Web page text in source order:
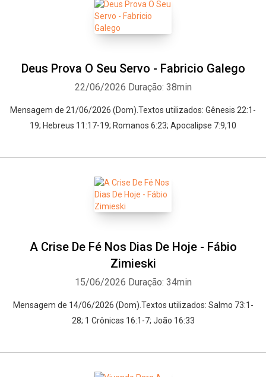
Deus Prova O Seu Servo - Fabricio Galego
22/06/2026 Duração: 38min
Mensagem de 21/06/2026 (Dom).Textos utilizados: Gênesis 22:1-
19; Hebreus 11:17-19; Romanos 6:23; Apocalipse 7:9,10
A Crise De Fé Nos Dias De Hoje - Fábio
Zimieski
15/06/2026 Duração: 34min
Mensagem de 14/06/2026 (Dom).Textos utilizados: Salmo 73:1-
28; 1 Crônicas 16:1-7; João 16:33